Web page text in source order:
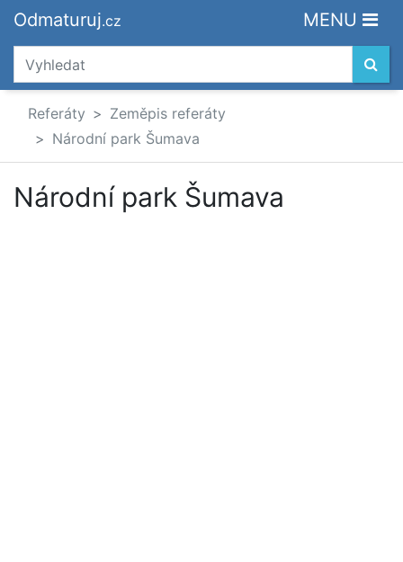
Odmaturuj.cz MENU
Referáty
Zeměpis referáty
Národní park Šumava
Národní park Šumava